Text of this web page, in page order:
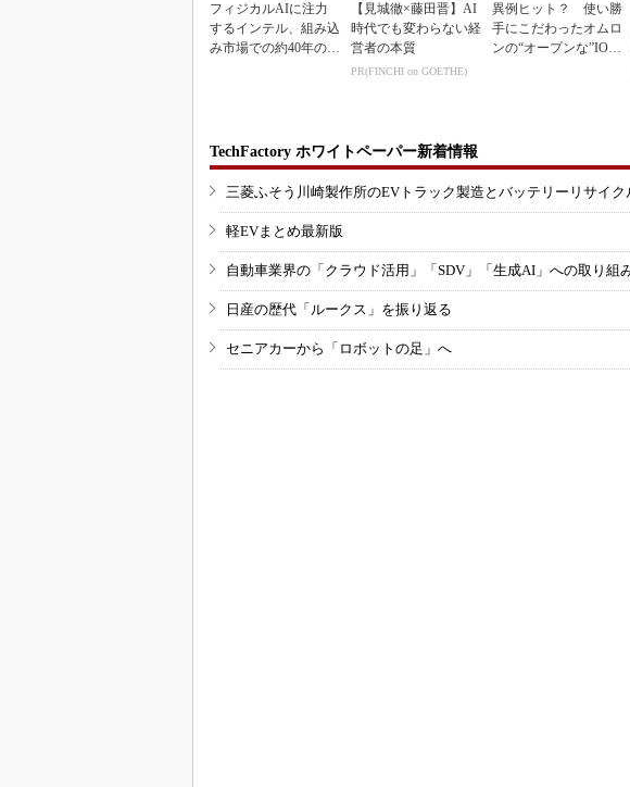
フィジカルAIに注力
するインテル、組み込
み市場での約40年の実
【見城徹×藤田晋】AI
時代でも変わらない経
営者の本質
PR(FINCHI on GOETHE)
異例ヒット？ 使い勝
手にこだわったオムロ
ンの“オープンな”IO-L
TechFactory ホワイトペーパー新着情報
三菱ふそう川崎製作所のEVトラック製造とバッテリーリサイク
軽EVまとめ最新版
自動車業界の「クラウド活用」「SDV」「生成AI」への取り組
日産の歴代「ルークス」を振り返る
セニアカーから「ロボットの足」へ